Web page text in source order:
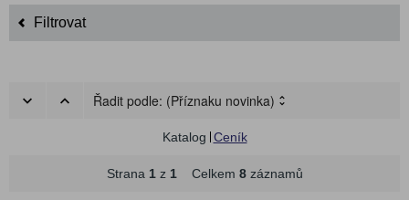
Filtrovat
Řadit podle: (Příznaku novinka)
Katalog Ceník
Strana 1z 1Celkem 8záznamů